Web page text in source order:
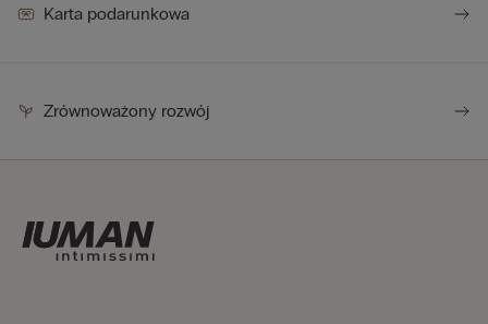
Karta podarunkowa
Zrównoważony rozwój